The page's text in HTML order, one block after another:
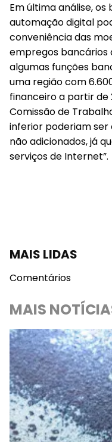
Em última análise,
automação digital
conveniência das
empregos bancários
algumas funções
uma região com
financeiro a partir de
Comissão de
inferior poderiam ser
não adicionados, já
serviços de Internet”.
MAIS LIDAS
Comentários
MAIS